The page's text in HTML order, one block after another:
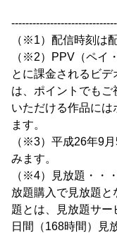
（※1）配信時刻は
（※2）PPV（ペイ
とに課金されるビ
は、ポイントでもご
いただける作品に
ます。
（※3）平成26年9
みます。
（※4）見放題・・
放題購入で見放題
題とは、見放題サ
日間（168時間）見